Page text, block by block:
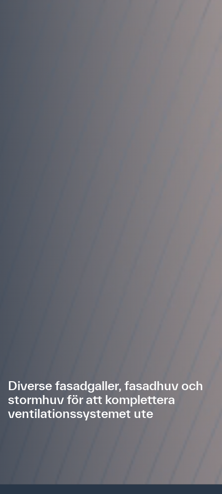
Diverse fasadgaller, fasadhuv och
stormhuv för att komplettera
ventilationssystemet ute